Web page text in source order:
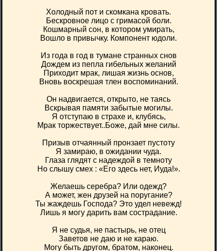
Холодный пот и скомкана кровать.
Бескровное лицо с гримасой боли.
Кошмарный сон, в котором умирать,
Вошло в привычку. Компонент юдоли.
Из года в год в тумане странных снов
Дождем из пепла гибельных желаний
Приходит мрак, лишая жизнь основ,
Вновь воскрешая тлен воспоминаний.
Он надвигается, открыто, не таясь
Вскрывая памяти забытые могилы.
Я отступаю в страхе и, клубясь,
Мрак торжествует..Боже, дай мне силы.
Призыв отчаянный пронзает пустоту
Я замираю, в ожидании чуда.
Глаза глядят с надеждой в темноту
Но слышу смех : «Его здесь нет, Иуда!».
Желаешь серебра? Или одежд?
А может, жен друзей на поругание?
Ты жаждешь Господа? Это удел невежд!
Лишь я могу дарить вам сострадание.
Я не судья, не пастырь, не отец
Заветов не даю и не караю.
Могу быть другом, братом, наконец.